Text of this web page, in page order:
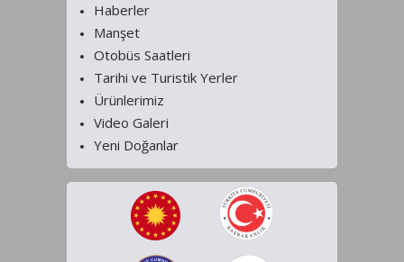
Haberler
Manşet
Otobüs Saatleri
Tarihi ve Turistik Yerler
Ürünlerimiz
Video Galeri
Yeni Doğanlar